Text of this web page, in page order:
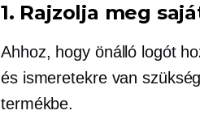
1. Rajzolja meg
Ahhoz, hogy önálló logót
és ismeretekre van
termékbe.